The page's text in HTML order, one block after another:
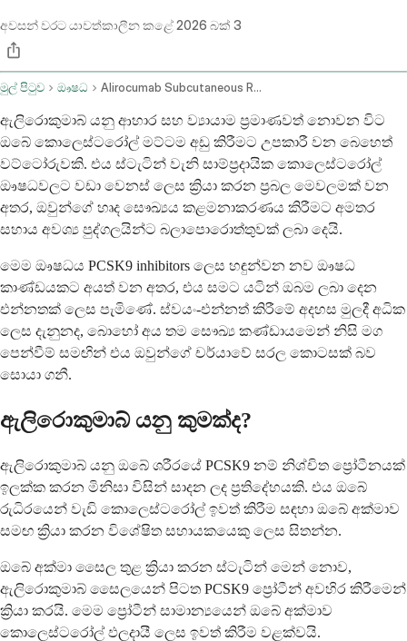
අවසන් වරට යාවත්කාලීන කළේ2026 බක් 3
මුල් පිටුව ඖෂධ Alirocumab Subcutaneous Route
ඇලිරොකුමාබ් යනු ආහාර සහ ව්‍යායාම ප්‍රමාණවත් නොවන විට
ඔබේ කොලෙස්ටරෝල් මට්ටම අඩු කිරීමට උපකාරී වන බෙහෙත්
වට්ටෝරුවකි. එය ස්ටැටින් වැනි සාම්ප්‍රදායික කොලෙස්ටරෝල්
ඖෂධවලට වඩා වෙනස් ලෙස ක්‍රියා කරන ප්‍රබල මෙවලමක් වන
අතර, ඔවුන්ගේ හෘද සෞඛ්‍යය කළමනාකරණය කිරීමට අමතර
සහාය අවශ්‍ය පුද්ගලයින්ට බලාපොරොත්තුවක් ලබා දෙයි.
මෙම ඖෂධය PCSK9 inhibitors ලෙස හඳුන්වන නව ඖෂධ
කාණ්ඩයකට අයත් වන අතර, එය සමට යටින් ඔබම ලබා දෙන
එන්නතක් ලෙස පැමිණේ. ස්වයං-එන්නත් කිරීමේ අදහස මුලදී අධික
ලෙස දැනුනද, බොහෝ අය තම සෞඛ්‍ය කණ්ඩායමෙන් නිසි මග
පෙන්වීම් සමඟින් එය ඔවුන්ගේ චර්යාවේ සරල කොටසක් බව
සොයා ගනී.
ඇලිරොකුමාබ් යනු කුමක්ද?
ඇලිරොකුමාබ් යනු ඔබේ ශරීරයේ PCSK9 නම් නිශ්චිත ප්‍රෝටීනයක්
ඉලක්ක කරන මිනිසා විසින් සාදන ලද ප්‍රතිදේහයකි. එය ඔබේ
රුධිරයෙන් වැඩි කොලෙස්ටරෝල් ඉවත් කිරීම සඳහා ඔබේ අක්මාව
සමඟ ක්‍රියා කරන විශේෂිත සහායකයෙකු ලෙස සිතන්න.
ඔබේ අක්මා සෛල තුළ ක්‍රියා කරන ස්ටැටින් මෙන් නොව,
ඇලිරොකුමාබ් සෛලයෙන් පිටත PCSK9 ප්‍රෝටීන් අවහිර කිරීමෙන්
ක්‍රියා කරයි. මෙම ප්‍රෝටීන් සාමාන්‍යයෙන් ඔබේ අක්මාව
කොලෙස්ටරෝල් ඵලදායී ලෙස ඉවත් කිරීම වළක්වයි.